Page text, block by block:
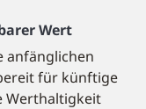
Wert
anfänglichen
für künftige
Werthaltigkeit